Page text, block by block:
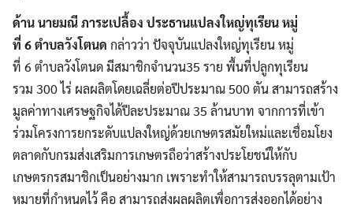
ด้าน นายมณี ภาระเปลื้อง ประธานแปลงใหญ่ทุเรียน หมู่
ที่ 6 ตำบลวังโตนด กล่าวว่า ปัจจุบันแปลงใหญ่ทุเรียน หมู่
ที่ 6 ตำบลวังโตนด มีสมาชิกจำนวน35 ราย พื้นที่ปลูกทุเรียน
รวม 300 ไร่ ผลผลิตโดยเฉลี่ยต่อปีประมาณ 500 ตัน สามารถสร้าง
มูลค่าทางเศรษฐกิจได้ปีละประมาณ 35 ล้านบาท จากการที่เข้า
ร่วมโครงการยกระดับแปลงใหญ่ด้วยเกษตรสมัยใหม่และเชื่อมโยง
ตลาดกับกรมส่งเสริมการเกษตรถือว่าสร้างประโยชน์ให้กับ
เกษตรกรสมาชิกเป็นอย่างมาก เพราะทำให้สามารถบรรลุตามเป้า
หมายที่กำหนดไว้ คือ สามารถส่งผลผลิตเพื่อการส่งออกได้อย่าง